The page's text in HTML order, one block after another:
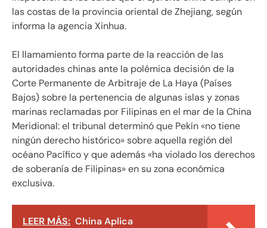
las costas de la provincia oriental de Zhejiang, según
informa la agencia Xinhua.
El llamamiento forma parte de la reacción de las
autoridades chinas ante la polémica decisión de la
Corte Permanente de Arbitraje de La Haya (Países
Bajos) sobre la pertenencia de algunas islas y zonas
marinas reclamadas por Filipinas en el mar de la China
Meridional: el tribunal determinó que Pekín «no tiene
ningún derecho histórico» sobre aquella región del
océano Pacífico y que además «ha violado los derechos
de soberanía de Filipinas» en su zona económica
exclusiva.
LEER MÁS: China Aplica